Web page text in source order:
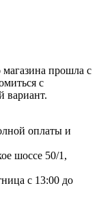
прошла с
с
вариант.
оплаты и
шоссе 50/1,
с 13:00 до